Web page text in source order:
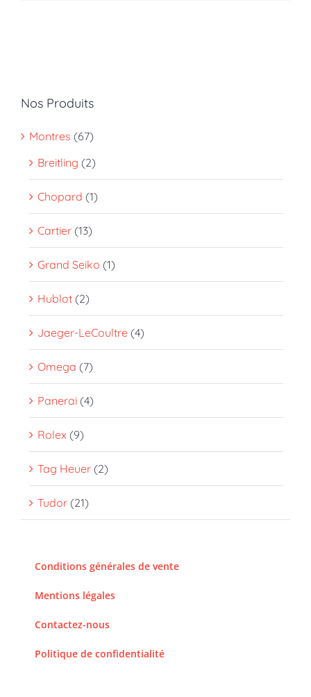
Nos Produits
Montres (67)
Breitling (2)
Chopard (1)
Cartier (13)
Grand Seiko (1)
Hublot (2)
Jaeger-LeCoultre (4)
Omega (7)
Panerai (4)
Rolex (9)
Tag Heuer (2)
Tudor (21)
Conditions générales de vente
Mentions légales
Contactez-nous
Politique de confidentialité